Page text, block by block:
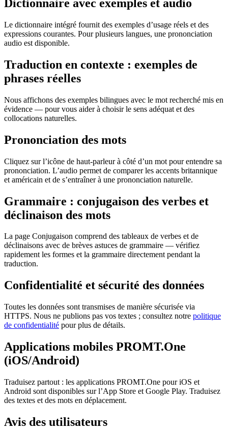
Dictionnaire avec exemples et audio
Le dictionnaire intégré fournit des exemples d’usage réels et des
expressions courantes. Pour plusieurs langues, une prononciation
audio est disponible.
Traduction en contexte : exemples de
phrases réelles
Nous affichons des exemples bilingues avec le mot recherché mis en
évidence — pour vous aider à choisir le sens adéquat et des
collocations naturelles.
Prononciation des mots
Cliquez sur l’icône de haut-parleur à côté d’un mot pour entendre sa
prononciation. L’audio permet de comparer les accents britannique
et américain et de s’entraîner à une prononciation naturelle.
Grammaire : conjugaison des verbes et
déclinaison des mots
La page Conjugaison comprend des tableaux de verbes et de
déclinaisons avec de brèves astuces de grammaire — vérifiez
rapidement les formes et la grammaire directement pendant la
traduction.
Confidentialité et sécurité des données
Toutes les données sont transmises de manière sécurisée via
HTTPS. Nous ne publions pas vos textes ; consultez notre politique
de confidentialité pour plus de détails.
Applications mobiles PROMT.One
(iOS/Android)
Traduisez partout : les applications PROMT.One pour iOS et
Android sont disponibles sur l’App Store et Google Play. Traduisez
des textes et des mots en déplacement.
Avis des utilisateurs